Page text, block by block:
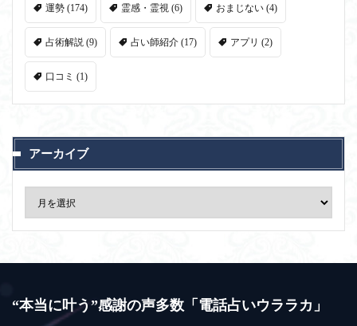
運勢 (174) 霊感・霊視 (6) おまじない (4)
占術解説 (9) 占い師紹介 (17) アプリ (2)
口コミ (1)
アーカイブ
“本当に叶う”感謝の声多数「電話占いウララカ」